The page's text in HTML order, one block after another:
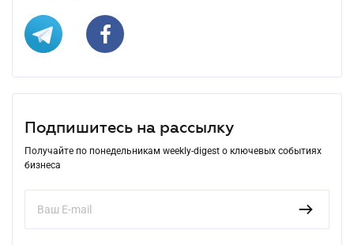
Подпишитесь на рассылку
Получайте по понедельникам weekly-digest о ключевых событиях
бизнеса